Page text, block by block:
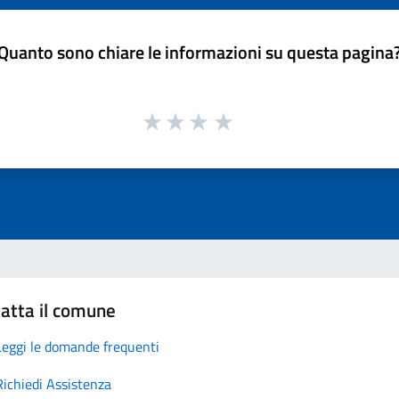
sono chiare le informazioni su questa
il comune
le domande frequenti
Assistenza